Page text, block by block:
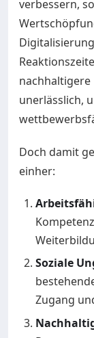
verbessern,
nachhaltigere
unerlässlich,
Doch damit
einher:
Soziale
Zugang